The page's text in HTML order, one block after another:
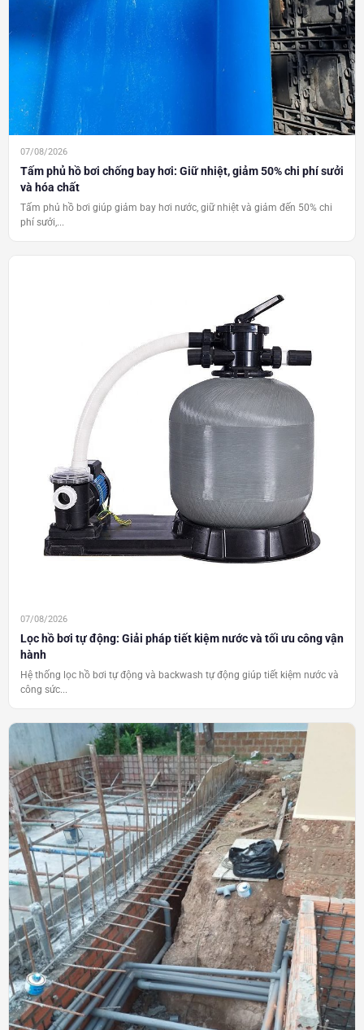
07/08/2026
Tấm phủ hồ bơi chống bay hơi: Giữ nhiệt, giảm 50% chi phí sưởi
và hóa chất
Tấm phủ hồ bơi giúp giảm bay hơi nước, giữ nhiệt và giảm đến 50% chi
phí sưởi,...
07/08/2026
Lọc hồ bơi tự động: Giải pháp tiết kiệm nước và tối ưu công vận
hành
Hệ thống lọc hồ bơi tự động và backwash tự động giúp tiết kiệm nước và
công sức...